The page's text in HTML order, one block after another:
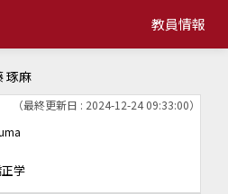
教員情報
琢麻
（最終更新日 : 2024-12-24 09:33:00）
学